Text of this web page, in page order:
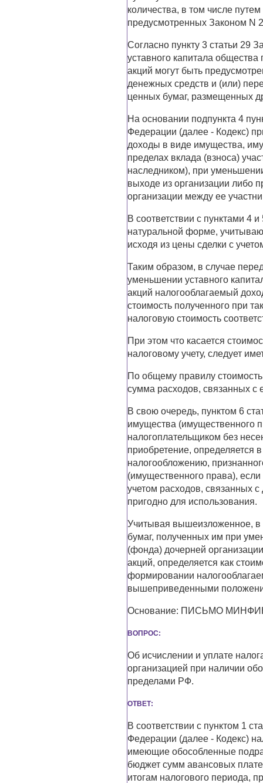
количества, в том числе
предусмотренных Законом N
Согласно пункту 3 статьи 29
уставного капитала
акций могут быть
денежных средств и (или)
ценных бумаг, размещенных
На основании подпункта 4
Федерации (далее - Кодекс)
доходы в виде имущества,
пределах вклада (взноса)
наследником), при
выходе из организации либо
организации между ее
В соответствии с пунктами 4
натуральной форме,
исходя из цены сделки с
Таким образом, в случае
уменьшении уставного
акций налогооблагаемый
стоимость полученного при
налоговую стоимость
При этом что касается
налоговому учету, следует
По общему правилу
сумма расходов, связанных с
В свою очередь, пунктом 6
имущества (имущественного
налогоплательщиком без
приобретение, определяется
налогообложению,
(имущественного права),
учетом расходов, связанных
пригодно для использования.
Учитывая вышеизложенное, в
бумаг, полученных им при
(фонда) дочерней
акций, определяется как
формировании
вышеприведенными
Основание: ПИСЬМО
ВОПРОС:
Об исчислении и уплате
организацией при наличии
пределами РФ.
ОТВЕТ:
В соответствии с пунктом 1
Федерации (далее - Кодекс)
имеющие обособленные
бюджет сумм авансовых
итогам налогового периода,